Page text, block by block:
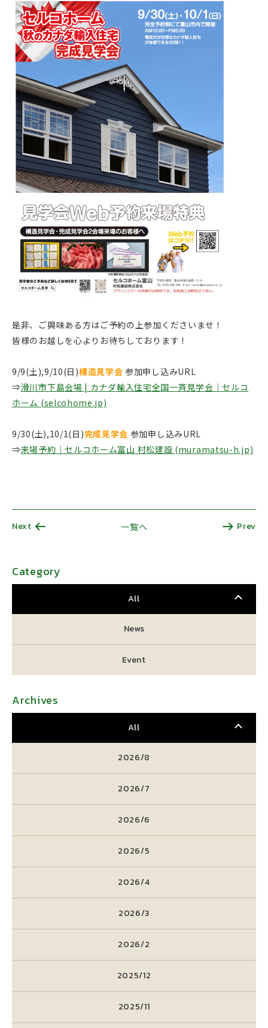
是非、ご興味ある方はご予約の上参加くださいませ！
皆様のお越しを心よりお待ちしております！
9/9(土),9/10(日)構造見学会 参加申し込みURL
⇒滑川市下島会場 | カナダ輸入住宅全国一斉見学会｜セルコ
ホーム (selcohome.jp)
9/30(土),10/1(日)完成見学会 参加申し込みURL
⇒来場予約｜セルコホーム富山 村松建設 (muramatsu-h.jp)
Next 一覧へ Prev
Category
All
News
Event
Archives
All
2026/8
2026/7
2026/6
2026/5
2026/4
2026/3
2026/2
2025/12
2025/11